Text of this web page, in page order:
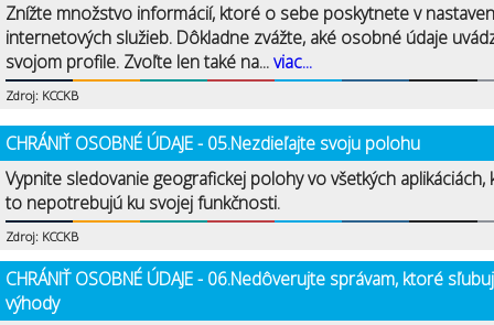
Znížte množstvo informácií, ktoré o sebe poskytnete v
internetových služieb. Dôkladne zvážte, aké osobné údaje
svojom profile. Zvoľte len také na...viac...
Zdroj: KCCKB
CHRÁNIŤ OSOBNÉ ÚDAJE - 05.Nezdieľajte svoju polohu
Vypnite sledovanie geografickej polohy vo všetkých aplikáciách,
to nepotrebujú ku svojej funkčnosti.
Zdroj: KCCKB
CHRÁNIŤ OSOBNÉ ÚDAJE - 06.Nedôverujte správam, ktoré
výhody